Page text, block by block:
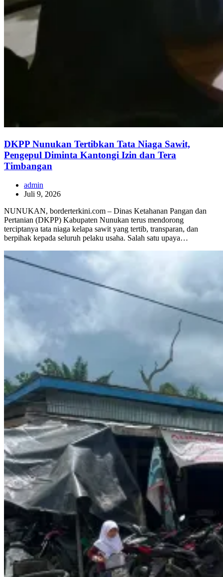
DKPP Nunukan Tertibkan Tata Niaga Sawit,
Pengepul Diminta Kantongi Izin dan Tera
Timbangan
admin
Juli 9, 2026
NUNUKAN, borderterkini.com – Dinas Ketahanan Pangan dan
Pertanian (DKPP) Kabupaten Nunukan terus mendorong
terciptanya tata niaga kelapa sawit yang tertib, transparan, dan
berpihak kepada seluruh pelaku usaha. Salah satu upaya…